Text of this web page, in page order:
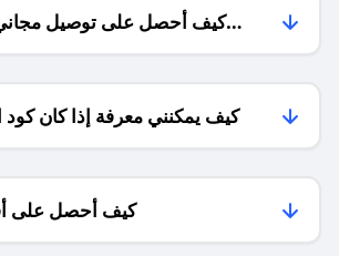
كيف أحصل على توصيل
كيف يمكنني معرفة إذا كان
كيف أحصل على